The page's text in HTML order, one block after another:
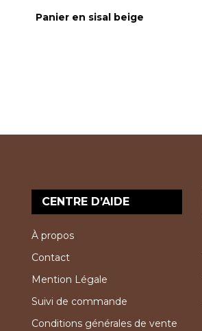
Panier en sisal beige
CENTRE D’AIDE
À propos
Contact
Mention Légale
Suivi de commande
Conditions générales de vente